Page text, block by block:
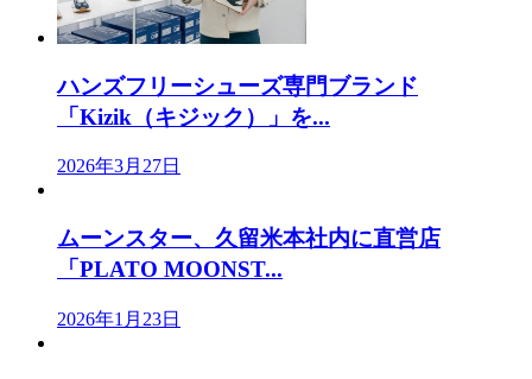
ハンズフリーシューズ専門ブランド
「Kizik（キジック）」を...
2026年3月27日
ムーンスター、久留米本社内に直営店
「PLATO MOONST...
2026年1月23日